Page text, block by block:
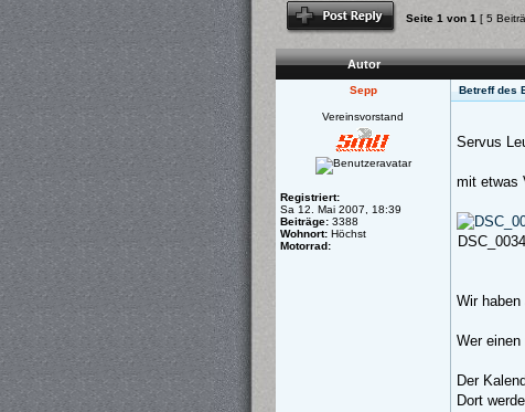
Antwort schreiben
Seite 1 von 1 [ 5
Autor
Sepp Betreff des
Vereinsvorstand
Registriert:
Sa 12. Mai 2007, 18:39
Beiträge: 3388
Wohnort: Höchst
Motorrad:
Servus
mit etwas
Wir
Wer
Der
Dort